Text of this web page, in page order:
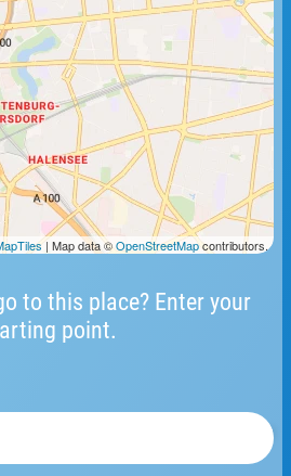
to this place? Enter your
point.
| Map data ©OpenStreetMapcontributors.